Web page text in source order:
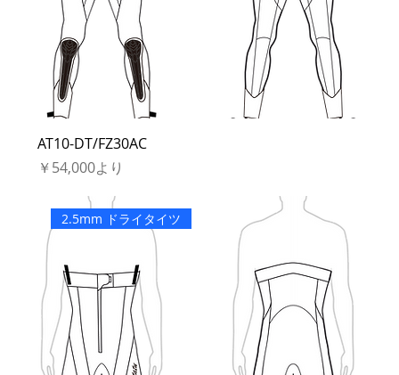
AT10-DT/FZ30AC
￥54,000より
セール価格
2.5mm ドライタイツ